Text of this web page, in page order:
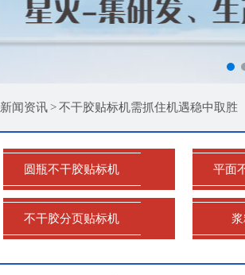
新闻资讯>不干胶贴标机需抓住机遇稳中取胜
圆瓶不干胶贴标机 平面
不干胶分页贴标机